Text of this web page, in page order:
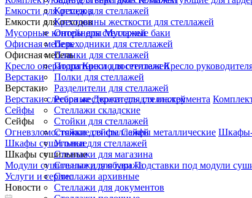
Крепеж для стеллажей
Крестовины жесткости для стеллажей
Опоры для стеллажей
Переходники для стеллажей
Планки для стеллажей
Подпятники для стеллажей
Полки для стеллажей
Разделители для стеллажей
Ребра жесткости для стеллажей
Стеллажи складские
Стойки для стеллажей
Стяжки для стеллажей
Уголки для стеллажей
Стеллажи для магазина
Стеллажи для гаража
Стеллажи архивные
Стеллажи для документов
Емкости для отходов
Емкости для отходов
Мусорные контейнеры Мусорные баки
Офисная мебель
Офисная мебель
Кресло оператора Кресло посетителя Кресло
Верстаки
Верстаки
Верстаки слесарные Держатель для инструмента
Сейфы
Сейфы
Огневзломостойкие сейфы Сейфы металлические
Шкафы сушильные
Шкафы сушильные
Модули сушильные для обуви Подставки под модули
Услуги и сервис
Новости